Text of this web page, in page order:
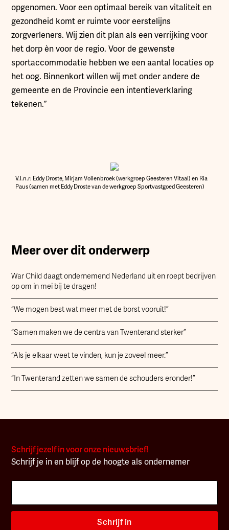
opgenomen. Voor een optimaal bereik van vitaliteit en
gezondheid komt er ruimte voor eerstelijns
zorgverleners. Wij zien dit plan als een verrijking voor
het dorp èn voor de regio. Voor de gewenste
sportaccommodatie hebben we een aantal locaties op
het oog. Binnenkort willen wij met onder andere de
gemeente en de Provincie een intentieverklaring
tekenen.”
V.l.n.r: Eddy Droste, Mirjam Vollenbroek (werkgroep Geesteren Vitaal) en Ria
Paus (samen met Eddy Droste van de werkgroep Sportvastgoed Geesteren)
Meer over dit onderwerp
War Child daagt ondernemend Nederland uit en roept bedrijven
op om in mei bij te dragen!
“We mogen best wat meer met de borst vooruit!”
“Samen maken we de centra van Twenterand sterker”
“Als je elkaar weet te vinden, kun je zoveel meer.”
“In Twenterand zetten we samen de schouders eronder!”
Schrijf jezelf in voor onze nieuwsbrief!
Schrijf je in en blijf op de hoogte als ondernemer
Schrijf in